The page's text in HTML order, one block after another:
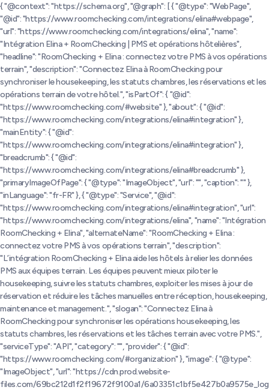
{ "@context": "https://schema.org", "@graph": [ { "@type": "WebPage",
"@id": "https://www.roomchecking.com/integrations/elina#webpage",
"url": "https://www.roomchecking.com/integrations/elina", "name":
"Intégration Elina + RoomChecking | PMS et opérations hôtelières",
"headline": "RoomChecking + Elina : connectez votre PMS à vos opérations
terrain", "description": "Connectez Elina à RoomChecking pour
synchroniser le housekeeping, les statuts chambres, les réservations et les
opérations terrain de votre hôtel.", "isPartOf": { "@id":
"https://www.roomchecking.com/#website" }, "about": { "@id":
"https://www.roomchecking.com/integrations/elina#integration" },
"mainEntity": { "@id":
"https://www.roomchecking.com/integrations/elina#integration" },
"breadcrumb": { "@id":
"https://www.roomchecking.com/integrations/elina#breadcrumb" },
"primaryImageOfPage": { "@type": "ImageObject", "url": "", "caption": "" },
"inLanguage": "fr-FR" }, { "@type": "Service", "@id":
"https://www.roomchecking.com/integrations/elina#integration", "url":
"https://www.roomchecking.com/integrations/elina", "name": "Intégration
RoomChecking + Elina", "alternateName": "RoomChecking + Elina :
connectez votre PMS à vos opérations terrain", "description":
"L’intégration RoomChecking + Elina aide les hôtels à relier les données
PMS aux équipes terrain. Les équipes peuvent mieux piloter le
housekeeping, suivre les statuts chambres, exploiter les mises à jour de
réservation et réduire les tâches manuelles entre réception, housekeeping,
maintenance et management.", "slogan": "Connectez Elina à
RoomChecking pour synchroniser les opérations housekeeping, les
statuts chambres, les réservations et les tâches terrain avec votre PMS.",
"serviceType": "API", "category": "", "provider": { "@id":
"https://www.roomchecking.com/#organization" }, "image": { "@type":
"ImageObject", "url": "https://cdn.prod.website-
files.com/69bc212d1f2f19672f9100a1/